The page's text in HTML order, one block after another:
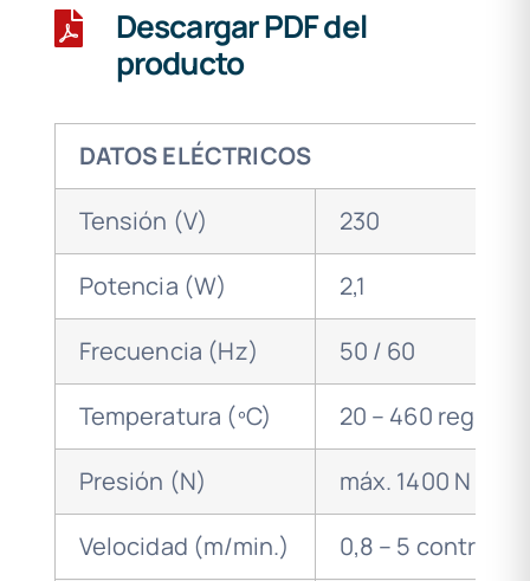
Descargar PDF del
producto
DATOS ELÉCTRICOS
Tensión (V) 230
Potencia (W) 2,1
Frecuencia (Hz) 50 / 60
Temperatura (ºC) 20 – 460
Presión (N) máx. 1400 N
Velocidad (m/min.) 0,8 – 5